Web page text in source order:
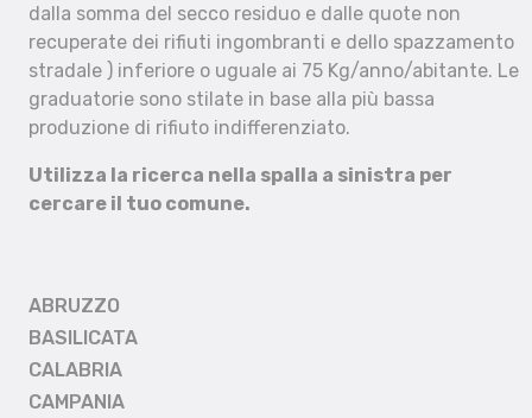
dalla somma del secco residuo e dalle quote non
recuperate dei rifiuti ingombranti e dello spazzamento
stradale ) inferiore o uguale ai 75 Kg/anno/abitante. Le
graduatorie sono stilate in base alla più bassa
produzione di rifiuto indifferenziato.
Utilizza la ricerca nella spalla a sinistra per
cercare il tuo comune.
ABRUZZO
BASILICATA
CALABRIA
CAMPANIA